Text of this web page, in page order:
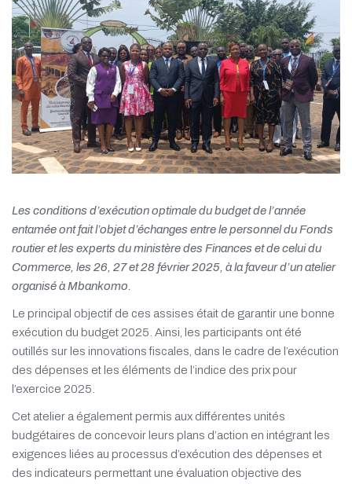
Les conditions d’exécution optimale du budget de l’année
entamée ont fait l’objet d’échanges entre le personnel du Fonds
routier et les experts du ministère des Finances et de celui du
Commerce, les 26, 27 et 28 février 2025, à la faveur d’un atelier
organisé à Mbankomo.
Le principal objectif de ces assises était de garantir une bonne
exécution du budget 2025. Ainsi, les participants ont été
outillés sur les innovations fiscales, dans le cadre de l’exécution
des dépenses et les éléments de l’indice des prix pour
l’exercice 2025.
Cet atelier a également permis aux différentes unités
budgétaires de concevoir leurs plans d’action en intégrant les
exigences liées au processus d’exécution des dépenses et
des indicateurs permettant une évaluation objective des